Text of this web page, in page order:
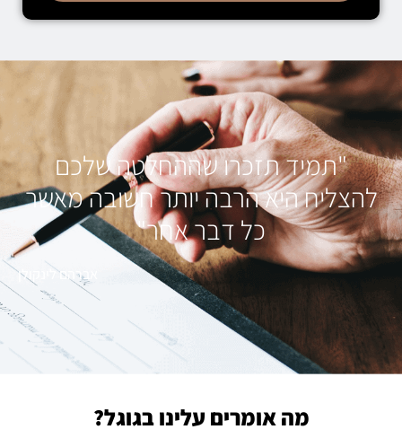
"תמיד תזכרו שההחלטה שלכם
להצליח היא הרבה יותר חשובה מאשר
כל דבר אחר"
אברהם לינקולן
מה אומרים עלינו בגוגל?